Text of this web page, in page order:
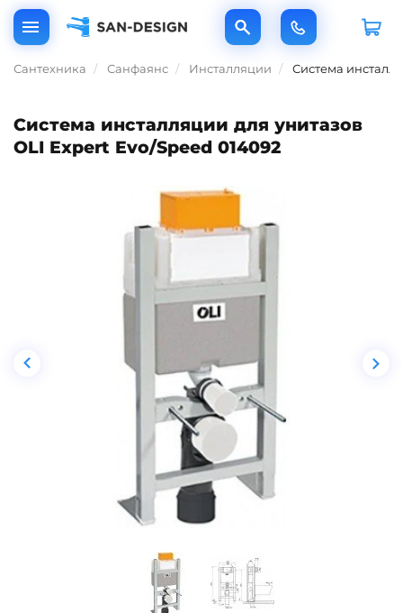
Сантехника Санфаянс Инсталляции Система
Система инсталляции для унитазов
OLI Expert Evo/Speed 014092